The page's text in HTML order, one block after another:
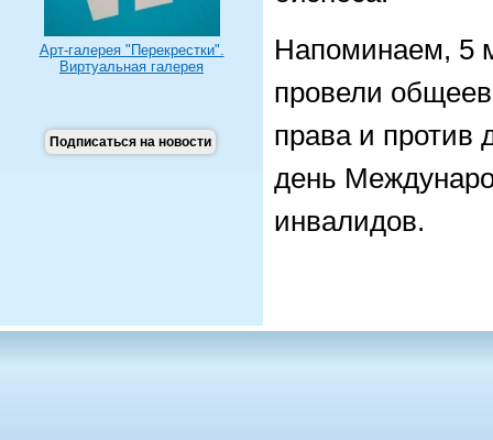
Арт-галерея "Перекрестки".
Виртуальная галерея
Подписаться на новости
Напоминаем, 5
провели
права и против
день
инвалидов.